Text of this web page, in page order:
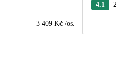
3 409 Kč /os.
4.1